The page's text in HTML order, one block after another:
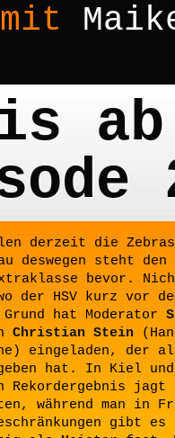
derzeit die
deswegen steht
bevor.
der HSV kurz vor
hat Moderator
Christian Stein
eingeladen, der
hat. In Kiel und
jagt
während man in
gibt